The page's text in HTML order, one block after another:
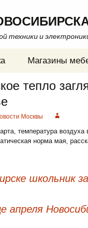
техники и
Магазины
тепло
Москвы
температура
норма мая,
школьник
апреля